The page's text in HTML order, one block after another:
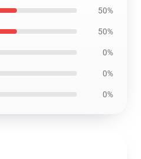
50%
50%
0%
0%
0%